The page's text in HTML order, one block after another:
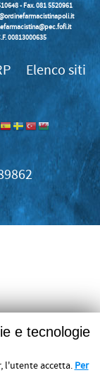
- Fax. 081 5520961
00813000635
Elenco siti
e tecnologie
l'utente accetta. Per